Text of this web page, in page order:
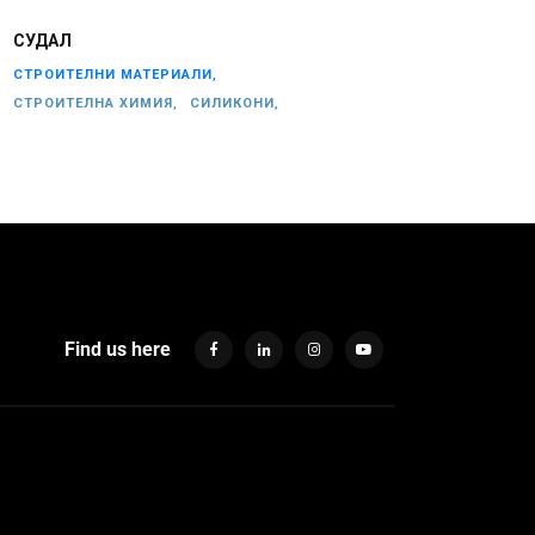
СУДАЛ
СТРОИТЕЛНИ МАТЕРИАЛИ,
СТРОИТЕЛНА ХИМИЯ,
СИЛИКОНИ,
Find us here